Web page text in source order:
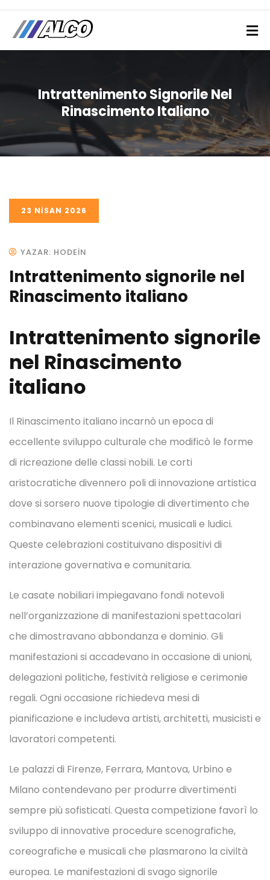
Intrattenimento Signorile Nel
Rinascimento Italiano
23 NISAN 2026
YAZAR: HODEIN
Intrattenimento signorile nel
Rinascimento italiano
Intrattenimento signorile
nel Rinascimento
italiano
Il Rinascimento italiano incarnò un epoca di
eccellente sviluppo culturale che modificò le forme
di ricreazione delle classi nobili. Le corti
aristocratiche divennero poli di innovazione artistica
dove si sorsero nuove tipologie di divertimento che
combinavano elementi scenici, musicali e ludici.
Queste celebrazioni costituivano dispositivi di
interazione governativa e comunitaria.
Le casate nobiliari impiegavano fondi notevoli
nell’organizzazione di manifestazioni spettacolari
che dimostravano abbondanza e dominio. Gli
manifestazioni si accadevano in occasione di unioni,
delegazioni politiche, festività religiose e cerimonie
regali. Ogni occasione richiedeva mesi di
pianificazione e includeva artisti, architetti, musicisti e
lavoratori competenti.
Le palazzi di Firenze, Ferrara, Mantova, Urbino e
Milano contendevano per produrre divertimenti
sempre più sofisticati. Questa competizione favorì lo
sviluppo di innovative procedure scenografiche,
coreografiche e musicali che plasmarono la civiltà
europea. Le manifestazioni di svago signorile